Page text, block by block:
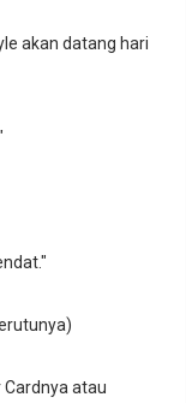
akan datang hari
Cardnya atau